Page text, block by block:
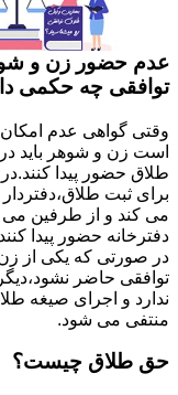
عدم حضور زن و
توافقی چه حکمی
وقتی گواهی عدم
است زن و شوهر باید
طلاق حضور پیدا
برای ثبت
می کند و از طرفین
دفترخانه حضور پیدا
در صورتی که یکی از
توافقی حاضر
ندارد و اجرای صیغه
منتفی می شود.
حق طلاق چیست؟